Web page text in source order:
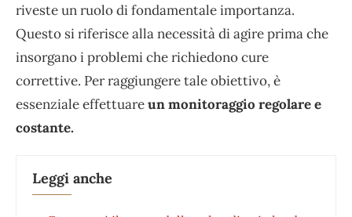
riveste un ruolo di fondamentale importanza.
Questo si riferisce alla necessità di agire prima che
insorgano i problemi che richiedono cure
correttive. Per raggiungere tale obiettivo, è
essenziale effettuareun monitoraggio regolare e
costante.
Leggi anche